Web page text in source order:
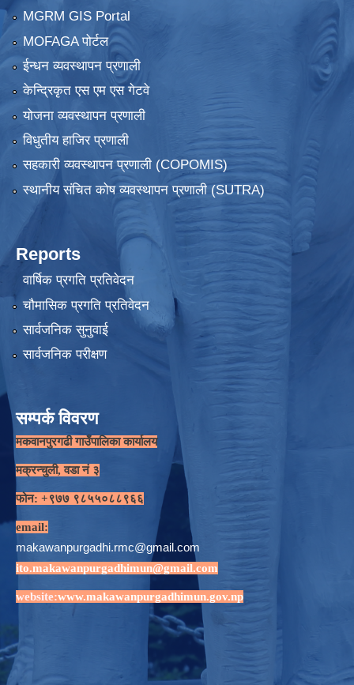
MGRM GIS Portal
MOFAGA पोर्टल
ईन्धन व्यवस्थापन प्रणाली
केन्द्रिकृत एस एम एस गेटवे
योजना व्यवस्थापन प्रणाली
विधुतीय हाजिर प्रणाली
सहकारी व्यवस्थापन प्रणाली (COPOMIS)
स्थानीय संचित कोष व्यवस्थापन प्रणाली (SUTRA)
Reports
वार्षिक प्रगति प्रतिवेदन
चौमासिक प्रगति प्रतिवेदन
सार्वजनिक सुनुवाई
सार्वजनिक परीक्षण
सम्पर्क विवरण
मकवानपुरगढी गाउँपालिका कार्यालय
मक्रन्चुली, वडा नं ३
फोन: +९७७ ९८५५०८८९६६
email:
makawanpurgadhi.rmc@gmail.com
ito.makawanpurgadhimun@gmail.com
website:www.makawanpurgadhimun.gov.np